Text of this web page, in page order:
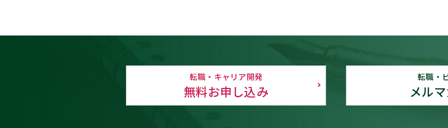
転職・キャリア開発
無料お申し込み
転職・
メル